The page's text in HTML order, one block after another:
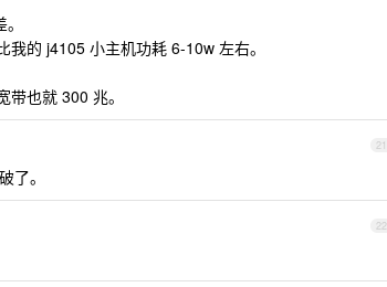
的 j4105 小主机功耗 6-10w 左右。
也就 300 兆。
21
了。
22